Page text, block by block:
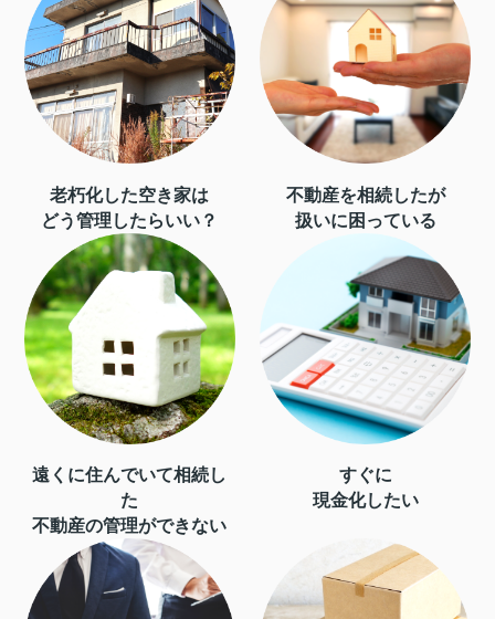
老朽化した空き家は
どう管理したらいい？
不動産を相続したが
扱いに困っている
遠くに住んでいて相続し
た
不動産の管理ができない
すぐに
現金化したい